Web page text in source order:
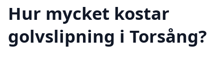
Hur mycket kostar
golvslipning i Torsång?